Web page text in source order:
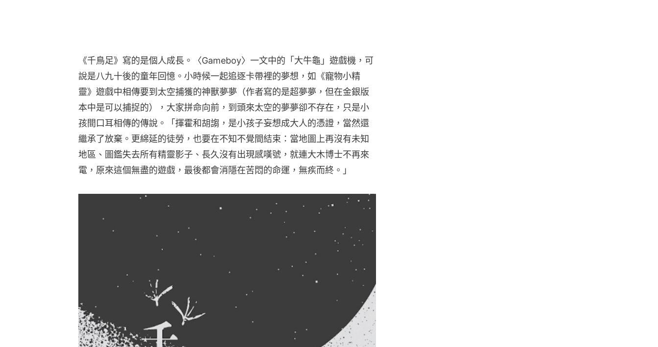
《千鳥足》寫的是個人成長。〈Gameboy〉一文中的「大牛龜」遊戲機，可
說是八九十後的童年回憶。小時候一起追逐卡帶裡的夢想，如《寵物小精
靈》遊戲中相傳要到太空捕獲的神獸夢夢（作者寫的是超夢夢，但在金銀版
本中是可以捕捉的），大家拼命向前，到頭來太空的夢夢卻不存在，只是小
孩間口耳相傳的傳說。「揮霍和胡謅，是小孩子妄想成大人的憑證，當然還
繼承了放棄。更綿延的徒勞，也要在不知不覺間結束：當地圖上再沒有未知
地區、圖鑑失去所有精靈影子、長久沒有出現感嘆號，就連大木博士不再來
電，原來這個無盡的遊戲，最後都會消隱在苦悶的命運，無疾而終。」